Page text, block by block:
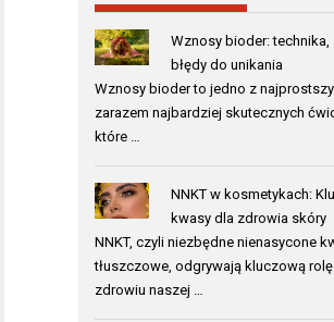
Wznosy bioder: technika,
błędy do unikania
Wznosy bioder to jedno z
zarazem najbardziej skutecznych
które …
NNKT w kosmetykach:
kwasy dla zdrowia skóry
NNKT, czyli niezbędne nienasycone
tłuszczowe, odgrywają kluczową
zdrowiu naszej …